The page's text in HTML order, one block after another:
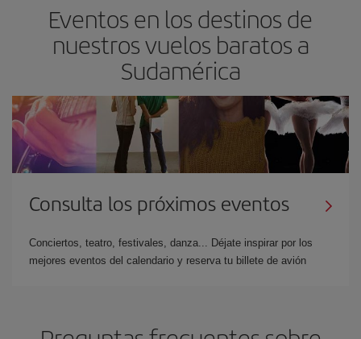
Eventos en los destinos de
nuestros vuelos baratos a
Sudamérica
Consulta los próximos eventos
Conciertos, teatro, festivales, danza... Déjate inspirar por los
mejores eventos del calendario y reserva tu billete de avión